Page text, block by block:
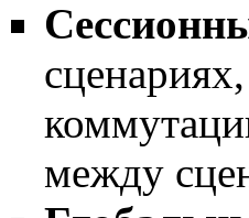
между